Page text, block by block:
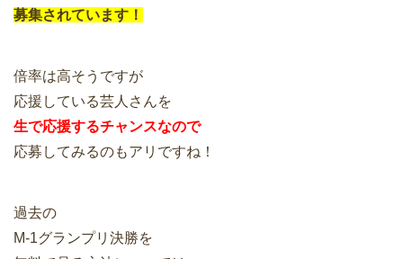
募集されています！
倍率は高そうですが
応援している芸人さんを
生で応援するチャンスなので
応募してみるのもアリですね！
過去の
M-1グランプリ決勝を